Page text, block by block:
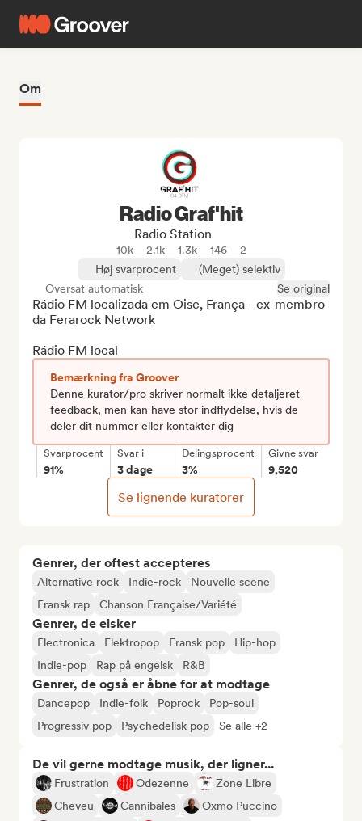
Om
Genrer, der oftest accepteres
Alternative rock Indie-rock
Nouvelle scene
Fransk rap
Chanson Française/Variété
Genrer, de elsker
Electronica Elektropop Fransk pop
Hip-hop
Indie-pop
Rap på engelsk R&B
Genrer, de også er åbne for at modtage
Dancepop Indie-folk Poprock
Pop-soul
Progressiv pop
Psychedelisk pop Se alle +2
De vil gerne modtage musik, der ligner...
Frustration Odezenne
Zone Libre
Cheveu
Cannibales
Oxmo Puccino
Radio Graf'hit
Radio Station
10k 2.1k 1.3k 146
2
Høj svarprocent
(Meget) selektiv
Oversat automatisk
Se original
Rádio FM localizada em Oise, França - ex-membro
da Ferarock Network
Rádio FM local
Bemærkning fra Groover
Denne kurator/pro skriver normalt ikke detaljeret
feedback, men kan have stor indflydelse, hvis de
deler dit nummer eller kontakter dig
Svarprocent
91%
Svar i
3 dage
Delingsprocent
3%
Givne svar
9,520
Se lignende kuratorer